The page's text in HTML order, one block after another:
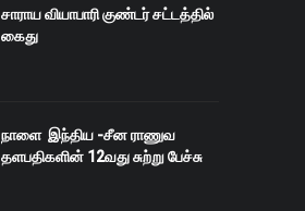
சாராய வியாபாரி குண்டர் சட்டத்தில்
கைது
நாளை இந்திய -சீன ராணுவ
தளபதிகளின் 12வது சுற்று பேச்சு